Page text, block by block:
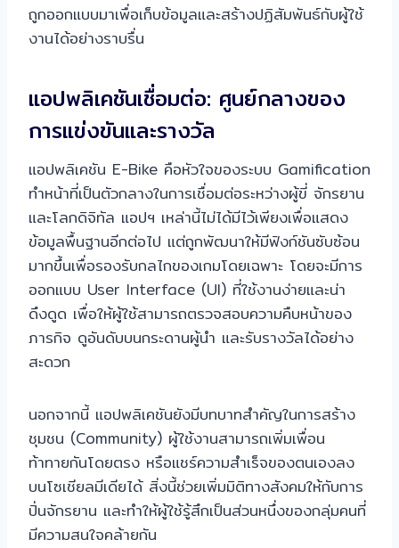
ถูกออกแบบมาเพื่อเก็บข้อมูลและสร้างปฏิสัมพันธ์กับผู้ใช้
งานได้อย่างราบรื่น
แอปพลิเคชันเชื่อมต่อ: ศูนย์กลางของ
การแข่งขันและรางวัล
แอปพลิเคชัน E-Bike คือหัวใจของระบบ Gamification
ทำหน้าที่เป็นตัวกลางในการเชื่อมต่อระหว่างผู้ขี่ จักรยาน
และโลกดิจิทัล แอปฯ เหล่านี้ไม่ได้มีไว้เพียงเพื่อแสดง
ข้อมูลพื้นฐานอีกต่อไป แต่ถูกพัฒนาให้มีฟังก์ชันซับซ้อน
มากขึ้นเพื่อรองรับกลไกของเกมโดยเฉพาะ โดยจะมีการ
ออกแบบ User Interface (UI) ที่ใช้งานง่ายและน่า
ดึงดูด เพื่อให้ผู้ใช้สามารถตรวจสอบความคืบหน้าของ
ภารกิจ ดูอันดับบนกระดานผู้นำ และรับรางวัลได้อย่าง
สะดวก
นอกจากนี้ แอปพลิเคชันยังมีบทบาทสำคัญในการสร้าง
ชุมชน (Community) ผู้ใช้งานสามารถเพิ่มเพื่อน
ท้าทายกันโดยตรง หรือแชร์ความสำเร็จของตนเองลง
บนโซเชียลมีเดียได้ สิ่งนี้ช่วยเพิ่มมิติทางสังคมให้กับการ
ปั่นจักรยาน และทำให้ผู้ใช้รู้สึกเป็นส่วนหนึ่งของกลุ่มคนที่
มีความสนใจคล้ายกัน